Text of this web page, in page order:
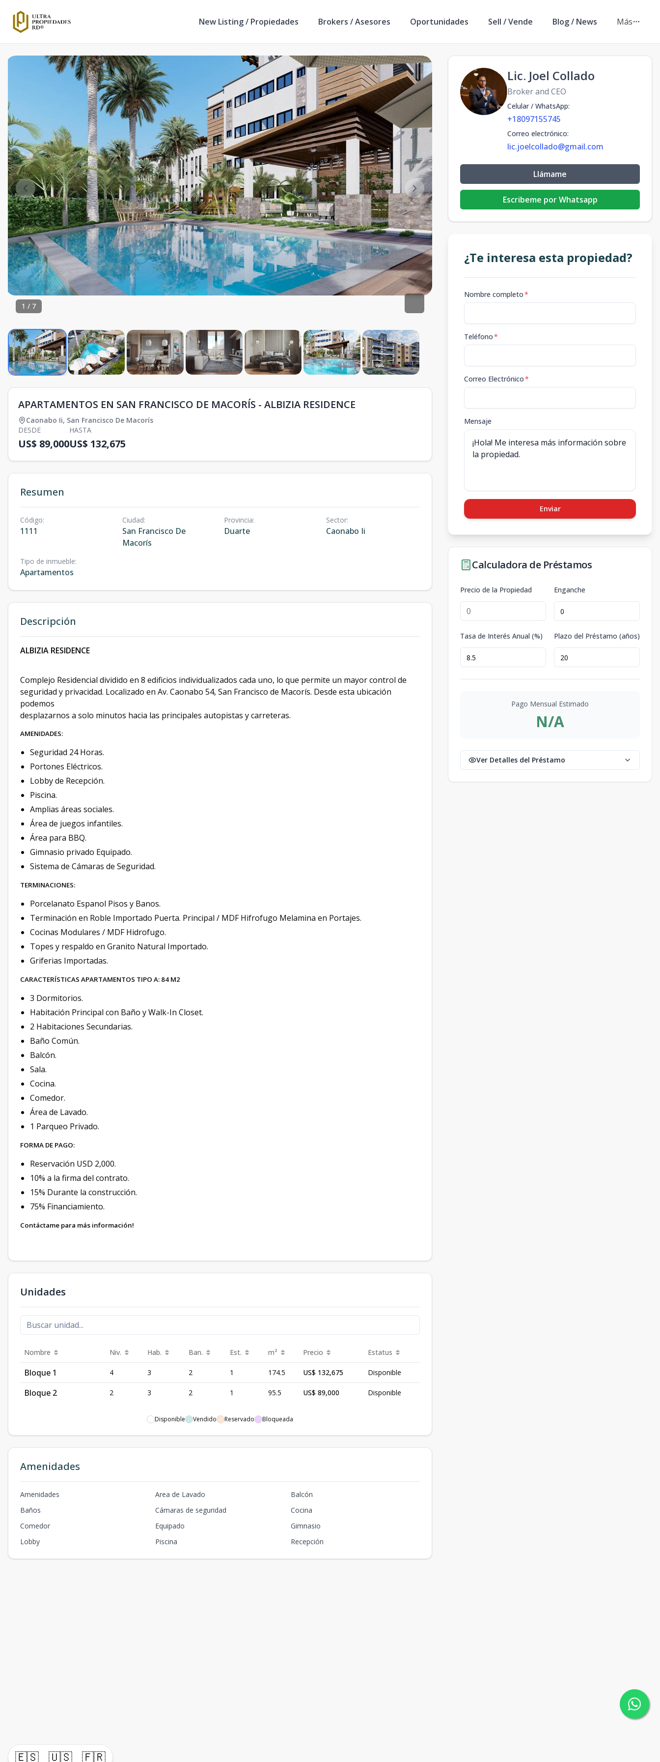
🇪🇸 🇺🇸 🇫🇷
New Listing / Propiedades Brokers / Asesores Oportunidades Sell / Vende Blog / News Más
1 / 7
APARTAMENTOS EN SAN FRANCISCO DE MACORÍS - ALBIZIA RESIDENCE
Caonabo Ii, San Francisco De Macorís
DESDE
US$ 89,000
HASTA
US$ 132,675
Resumen
Código:
1111
Ciudad:
San Francisco De
Macorís
Provincia:
Duarte
Sector:
Caonabo Ii
Tipo de inmueble:
Apartamentos
Descripción
ALBIZIA RESIDENCE
Complejo Residencial dividido en 8 edificios individualizados cada uno, lo que permite un mayor control de
seguridad y privacidad. Localizado en Av. Caonabo 54, San Francisco de Macorís. Desde esta ubicación
podemos
desplazarnos a solo minutos hacia las principales autopistas y carreteras.
AMENIDADES:
Seguridad 24 Horas.
Portones Eléctricos.
Lobby de Recepción.
Piscina.
Amplias áreas sociales.
Área de juegos infantiles.
Área para BBQ.
Gimnasio privado Equipado.
Sistema de Cámaras de Seguridad.
TERMINACIONES:
Porcelanato Espanol Pisos y Banos.
Terminación en Roble Importado Puerta. Principal / MDF Hifrofugo Melamina en Portajes.
Cocinas Modulares / MDF Hidrofugo.
Topes y respaldo en Granito Natural Importado.
Griferias Importadas.
CARACTERÍSTICAS APARTAMENTOS TIPO A: 84 M2
3 Dormitorios.
Habitación Principal con Baño y Walk-In Closet.
2 Habitaciones Secundarias.
Baño Común.
Balcón.
Sala.
Cocina.
Comedor.
Área de Lavado.
1 Parqueo Privado.
FORMA DE PAGO:
Reservación USD 2,000.
10% a la firma del contrato.
15% Durante la construcción.
75% Financiamiento.
Contáctame para más información!
Unidades
Nombre Niv. Hab. Ban. Est. m² Precio Estatus
Bloque 1 4 3 2 1 174.5 US$ 132,675 Disponible
Bloque 2 2 3 2 1 95.5 US$ 89,000 Disponible
Disponible Vendido Reservado Bloqueada
Amenidades
Amenidades Area de Lavado
Balcón
Baños
Cámaras de seguridad
Cocina
Comedor
Equipado
Gimnasio
Lobby
Piscina Recepción
Lic. Joel Collado
Broker and CEO
Celular / WhatsApp:
+18097155745
Correo electrónico:
lic.joelcollado@gmail.com
Llámame
Escribeme por Whatsapp
¿Te interesa esta propiedad?
Nombre completo*
Teléfono*
Correo Electrónico*
Mensaje
Enviar
Calculadora de Préstamos
Precio de la Propiedad Enganche
Tasa de Interés Anual (%) Plazo del Préstamo (años)
Pago Mensual Estimado
N/A
Ver Detalles del Préstamo